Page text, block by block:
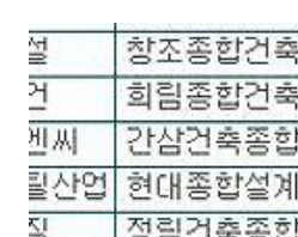
롱글로벌 1 하늘채 동부건설 3 센트레빌
설(W) 3 어울림.리첸시아 호반건설 1 베
경 한라(구 한라건설) - 한라비발디 쌍용
(W) 5 경남아너스빌 삼성중공업 - 삼성쉐
영 - 한신休플러스 한양 - ..